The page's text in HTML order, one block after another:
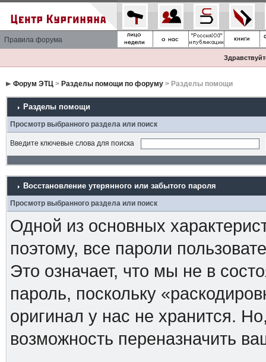
Правила форума
Форум ЭТЦ> Разделы помощи по форуму> Разделы помощи
Разделы помощи
Просмотр выбранного раздела или поиск
Введите ключевые слова для поиска
Восстановление утерянного или забытого пароля
Просмотр выбранного раздела или поиск
Одной из основных
поэтому, все пароли
Это означает, что мы не в
пароль, поскольку
оригинал у нас не хранится.
возможность переназначить